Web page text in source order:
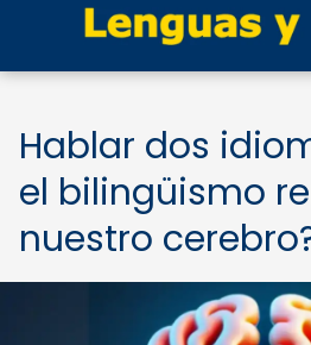
Hablar dos
el bilingüismo
nuestro